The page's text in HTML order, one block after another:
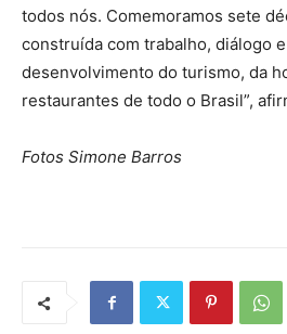
todos nós. Comemoramos sete
construída com trabalho, diálogo
desenvolvimento do turismo, da
restaurantes de todo o Brasil”,
Fotos Simone Barros